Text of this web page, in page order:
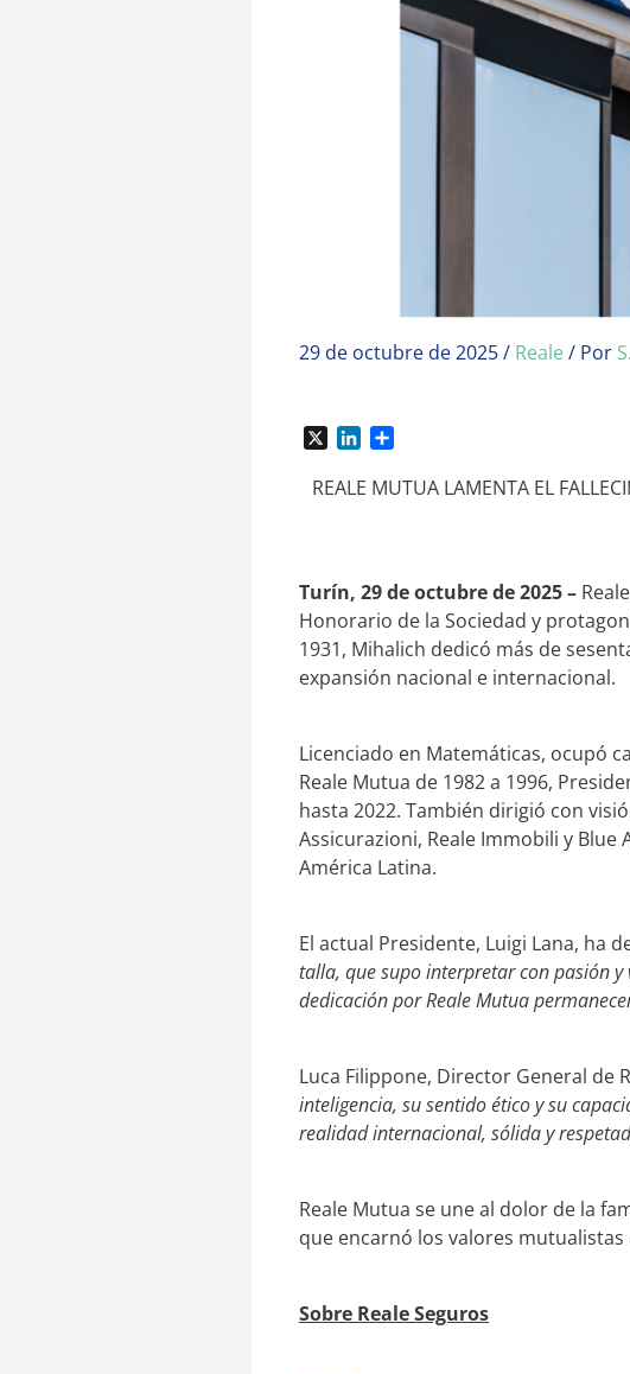
29 de octubre de 2025/ Reale / Por
X
n
I
n
m
t
i
r
REALE MUTUA LAMENTA EL
Turín, 29 de octubre de 2025 –
Honorario de la Sociedad y
1931, Mihalich dedicó más de
expansión nacional e internacional.
Licenciado en Matemáticas, ocupó
Reale Mutua de 1982 a 1996,
hasta 2022. También dirigió con
Assicurazioni, Reale Immobili y
América Latina.
El actual Presidente, Luigi Lana, ha
talla, que supo interpretar con pasión
dedicación por Reale Mutua
Luca Filippone, Director General de
inteligencia, su sentido ético y su
realidad internacional, sólida y
Reale Mutua se une al dolor de la
que encarnó los valores
Sobre Reale Seguros